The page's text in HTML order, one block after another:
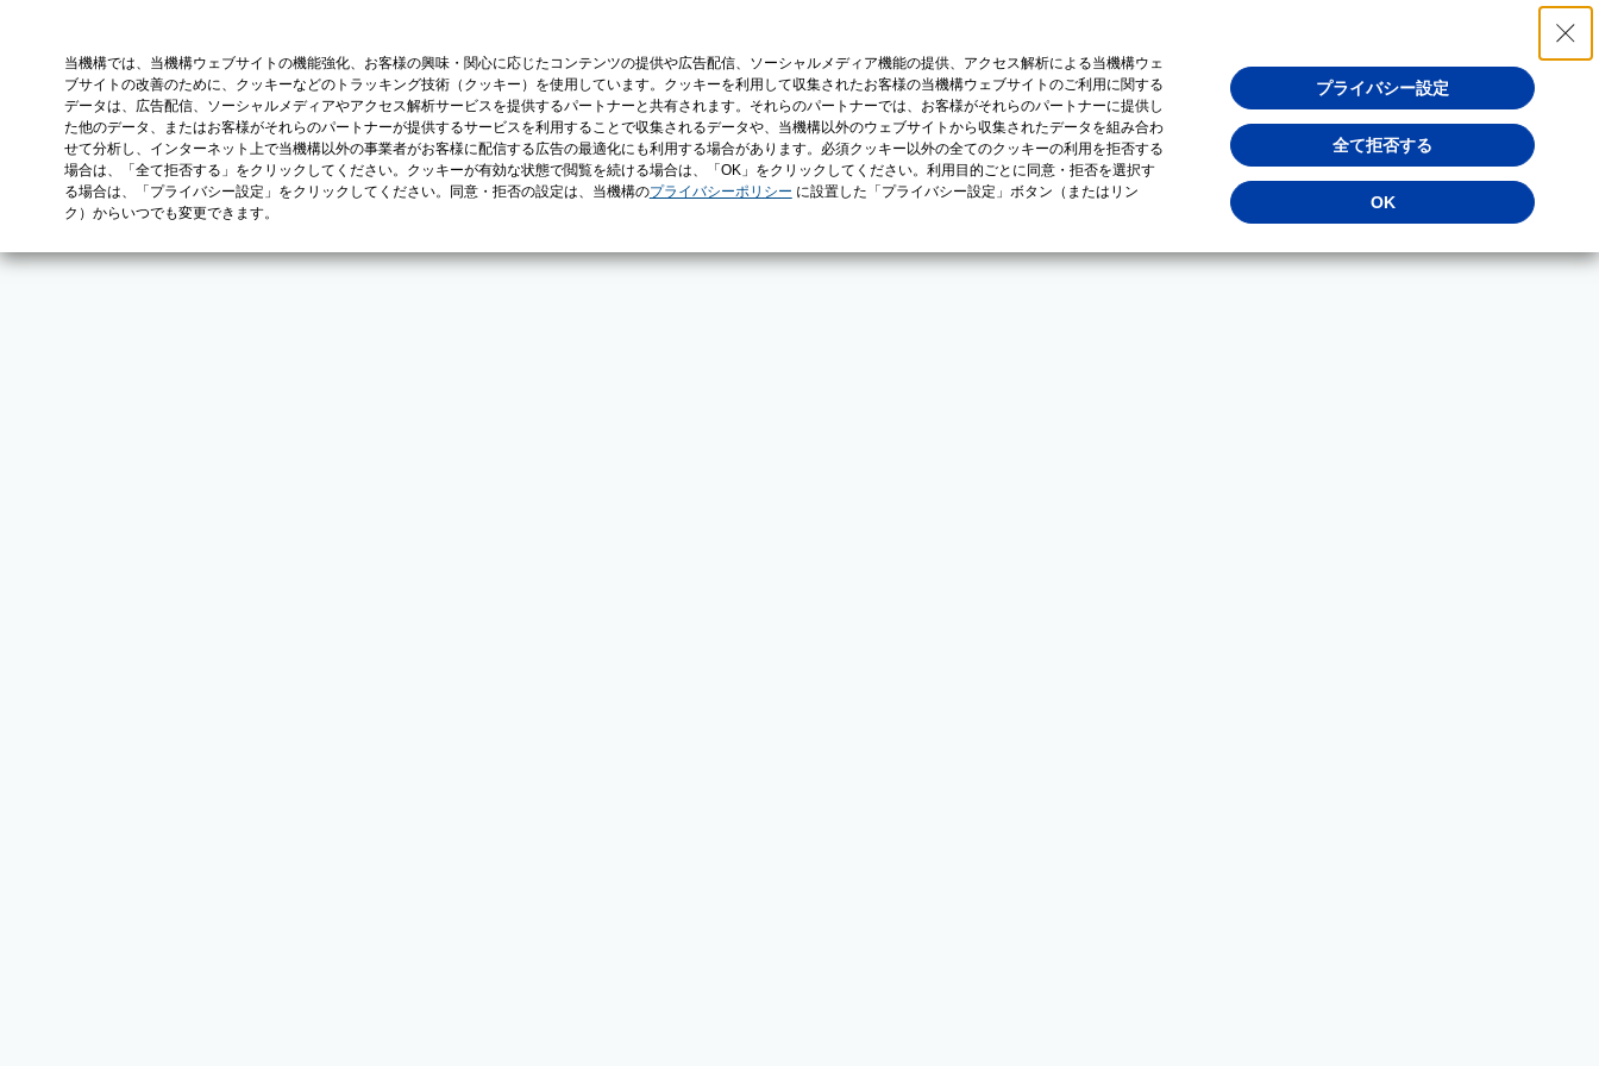
当機構では、当機構ウェブサイトの機能強化、お客様の興味・関心に応じたコンテンツの提供や広告配信、ソーシャルメディア機能の提供、アクセス解析による当機構ウェ
ブサイトの改善のために、クッキーなどのトラッキング技術（クッキー）を使用しています。クッキーを利用して収集されたお客様の当機構ウェブサイトのご利用に関する
データは、広告配信、ソーシャルメディアやアクセス解析サービスを提供するパートナーと共有されます。それらのパートナーでは、お客様がそれらのパートナーに提供し
た他のデータ、またはお客様がそれらのパートナーが提供するサービスを利用することで収集されるデータや、当機構以外のウェブサイトから収集されたデータを組み合わ
せて分析し、インターネット上で当機構以外の事業者がお客様に配信する広告の最適化にも利用する場合があります。必須クッキー以外の全てのクッキーの利用を拒否する
場合は、「全て拒否する」をクリックしてください。クッキーが有効な状態で閲覧を続ける場合は、「OK」をクリックしてください。利用目的ごとに同意・拒否を選択す
る場合は、「プライバシー設定」をクリックしてください。同意・拒否の設定は、当機構のプライバシーポリシー に設置した「プライバシー設定」ボタン（またはリン
ク）からいつでも変更できます。
プライバシー設定
全て拒否する
OK